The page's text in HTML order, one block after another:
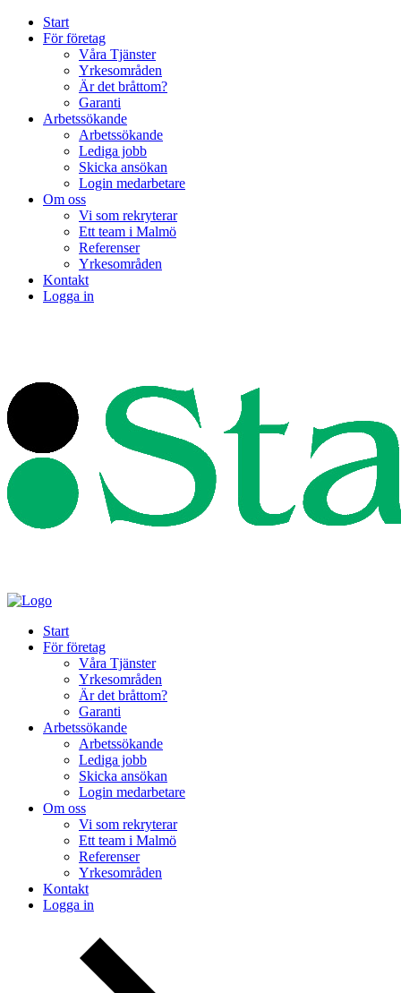
Start
För företag
Våra Tjänster
Yrkesområden
Är det bråttom?
Garanti
Arbetssökande
Arbetssökande
Lediga jobb
Skicka ansökan
Login medarbetare
Om oss
Vi som rekryterar
Ett team i Malmö
Referenser
Yrkesområden
Kontakt
Logga in
Start
För företag
Våra Tjänster
Yrkesområden
Är det bråttom?
Garanti
Arbetssökande
Arbetssökande
Lediga jobb
Skicka ansökan
Login medarbetare
Om oss
Vi som rekryterar
Ett team i Malmö
Referenser
Yrkesområden
Kontakt
Logga in